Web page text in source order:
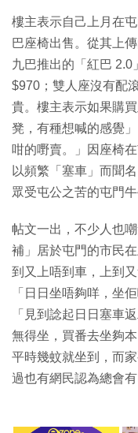
樓主表示自己上月在
巴座椅出售。從其上
九巴推出的「紅巴 2.0
$970；雙人座沒有配
貴。樓主表示如果購
凳，有種想喊的感覺
咁的嘢賣。」因座椅
以頻繁「塞車」而聞
眾受屯公之苦的屯門牛
帖文一出，不少人也
補」居於屯門的市民
到又上唔到車，上到
「日日坐唔夠咩，坐
「見到諗起日日塞車
無得坐，買番去坐夠
平時幾蚊就坐到，而
過也有網民認為總會